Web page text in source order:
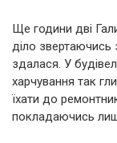
Ще години дві
діло
здалася. У
харчування так
їхати до
покладаючись